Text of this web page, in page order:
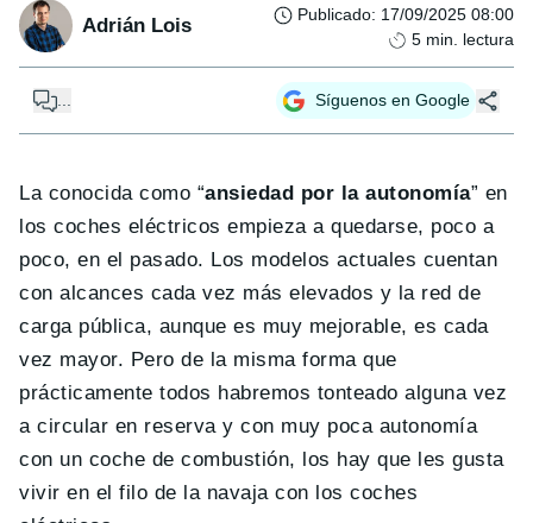
Adrián Lois Publicado: 17/09/2025 08:00
5 min. lectura
... Síguenos en Google
La conocida como “ansiedad por la autonomía” en
los coches eléctricos empieza a quedarse, poco a
poco, en el pasado. Los modelos actuales cuentan
con alcances cada vez más elevados y la red de
carga pública, aunque es muy mejorable, es cada
vez mayor. Pero de la misma forma que
prácticamente todos habremos tonteado alguna vez
a circular en reserva y con muy poca autonomía
con un coche de combustión, los hay que les gusta
vivir en el filo de la navaja con los coches